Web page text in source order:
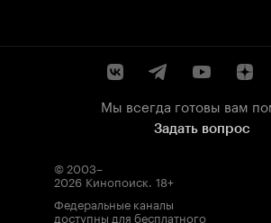
Мы всегда готовы вам
Задать вопрос
© 2003–
2026 Кинопоиск. 18+
Федеральные каналы
доступны для бесплатного